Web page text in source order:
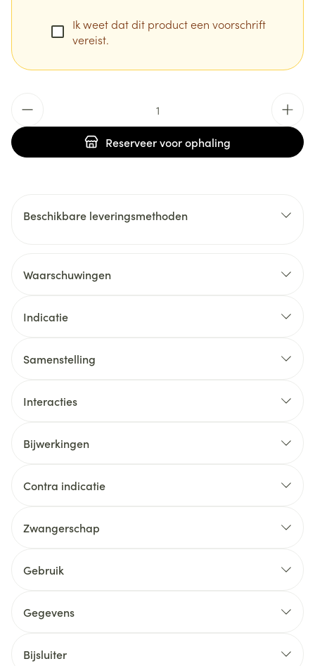
Ik weet dat dit product een voorschrift
vereist.
Reserveervoor ophaling
Beschikbare leveringsmethoden
Waarschuwingen
Indicatie
Samenstelling
Interacties
Bijwerkingen
Contra indicatie
Zwangerschap
Gebruik
Gegevens
Bijsluiter